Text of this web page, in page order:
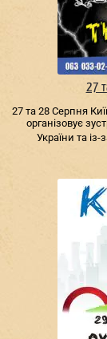
27
27 та 28 Серпня
організовує
України та